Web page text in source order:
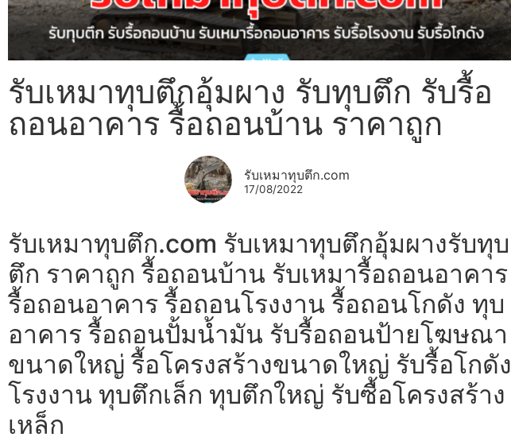
รับเหมาทุบตึกอุ้มผาง รับทุบตึก รับรื้อ
ถอนอาคาร รื้อถอนบ้าน ราคาถูก
รับเหมาทุบตึก.com
17/08/2022
รับเหมาทุบตึก.com รับเหมาทุบตึกอุ้มผางรับทุบ
ตึก ราคาถูก รื้อถอนบ้าน รับเหมารื้อถอนอาคาร
รื้อถอนอาคาร รื้อถอนโรงงาน รื้อถอนโกดัง ทุบ
อาคาร รื้อถอนปั้มน้ำมัน รับรื้อถอนป้ายโฆษณา
ขนาดใหญ่ รื้อโครงสร้างขนาดใหญ่ รับรื้อโกดัง
โรงงาน ทุบตึกเล็ก ทุบตึกใหญ่ รับซื้อโครงสร้าง
เหล็ก